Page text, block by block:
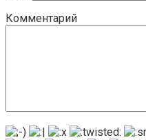
Комментарий